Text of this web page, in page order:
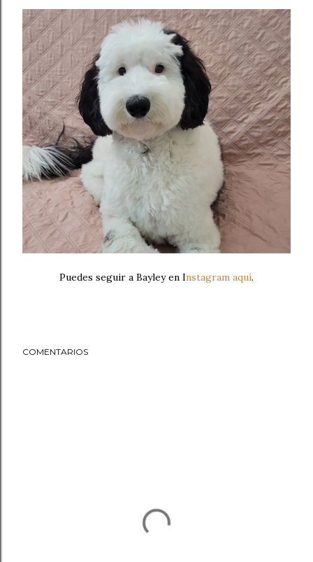
Puedes seguir a Bayley en Instagram aquí.
COMENTARIOS